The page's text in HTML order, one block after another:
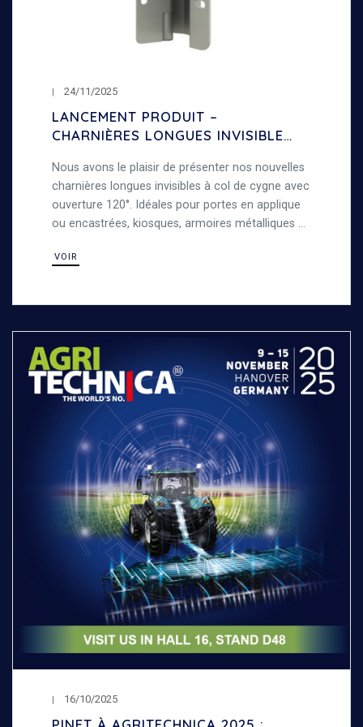
24/11/2025
LANCEMENT PRODUIT –
CHARNIÈRES LONGUES INVISIBLES
120°
Nous avons le plaisir de présenter nos nouvelles
charnières longues invisibles à col de cygne avec
ouverture 120°. Idéales pour portes en applique
ou encastrées, kiosques, armoires métalliques et
polyvalence.
VOIR
16/10/2025